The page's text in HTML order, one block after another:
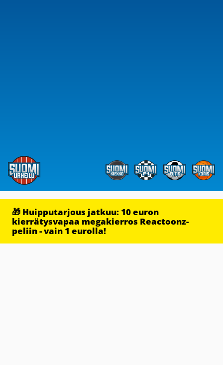
🎁 Huipputarjous jatkuu: 10 euron
kierrätysvapaa megakierros Reactoonz-
peliin - vain 1 eurolla!